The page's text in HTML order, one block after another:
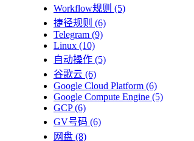
Workflow规则 (5)
捷径规则 (6)
Telegram (9)
Linux (10)
自动操作 (5)
谷歌云 (6)
Google Cloud Platform (6)
Google Compute Engine (5)
GCP(6)
GV号码 (6)
网盘 (8)